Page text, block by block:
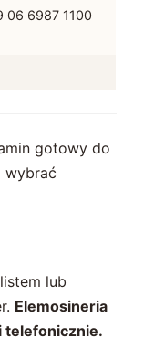
06 6987 1100
gotowy do
wybrać
lub
Elemosineria
telefonicznie.